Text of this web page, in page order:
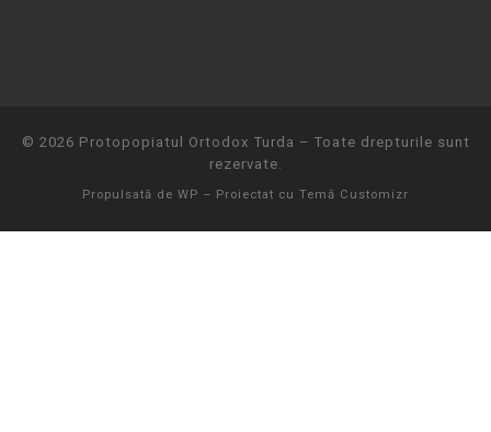
© 2026 Protopopiatul Ortodox Turda – Toate drepturile sunt
rezervate.
Propulsată de WP – Proiectat cu Temă Customizr